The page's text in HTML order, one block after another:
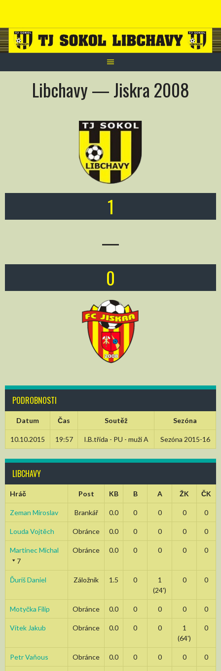
content
Libchavy — Jiskra 2008
1
—
0
PODROBNOSTI
Datum Čas Soutěž Sezóna
10.10.2015 19:57 I.B.třída - PU - muži A Sezóna 2015-16
LIBCHAVY
Hráč Post KB B A ŽK ČK
Zeman Miroslav Brankář 0.0 0 0 0 0
Louda Vojtěch Obránce 0.0 0 0 0 0
Martinec Michal
7
Obránce 0.0 0 0 0 0
Ďuriš Daniel Záložník 1.5 0
1
(24')
0 0
Motyčka Filip Obránce 0.0 0 0 0 0
Vítek Jakub Obránce 0.0 0 0
1
(64')
0
Petr Vaňous Obránce 0.0 0 0 0 0